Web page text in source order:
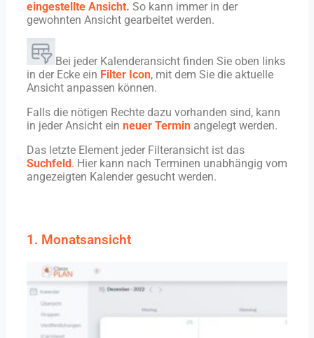
eingestellte Ansicht. So kann immer in der
gewohnten Ansicht gearbeitet werden.
Bei jeder Kalenderansicht finden Sie oben links
in der Ecke ein Filter Icon, mit dem Sie die aktuelle
Ansicht anpassen können.
Falls die nötigen Rechte dazu vorhanden sind, kann
in jeder Ansicht ein neuer Termin angelegt werden.
Das letzte Element jeder Filteransicht ist das
Suchfeld . Hier kann nach Terminen unabhängig vom
angezeigten Kalender gesucht werden.
1. Monatsansicht